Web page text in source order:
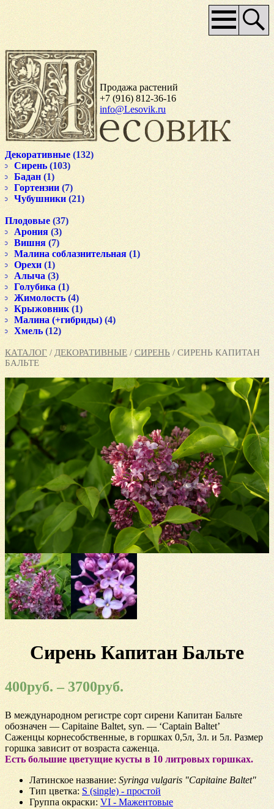
Продажа растений
+7 (916) 812-36-16
info@Lesovik.ru
Основное
меню
КАТАЛОГ / ДЕКОРАТИВНЫЕ / СИРЕНЬ / СИРЕНЬ КАПИТАН
БАЛЬТЕ
Сирень Капитан Бальте
400руб. – 3700руб.
В международном регистре сорт сирени Капитан Бальте
обозначен — Capitaine Baltet, syn. — ‘Captain Baltet’
Саженцы корнесобственные, в горшках 0,5л, 3л. и 5л. Размер
горшка зависит от возраста саженца.
Есть большие цветущие кусты в 10 литровых горшках.
Латинское название: Syringa vulgaris "Capitaine Baltet"
Тип цветка: S (single) - простой
Группа окраски: VI - Мажентовые
Декоративные (132)
Сирень (103)
Бадан (1)
Гортензии (7)
Чубушники (21)
Плодовые (37)
Арония (3)
Вишня (7)
Малина соблазнительная (1)
Орехи (1)
Алыча (3)
Голубика (1)
Жимолость (4)
Крыжовник (1)
Малина (+гибриды) (4)
Хмель (12)